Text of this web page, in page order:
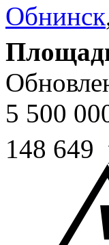
Обнинск
5 500
148 649